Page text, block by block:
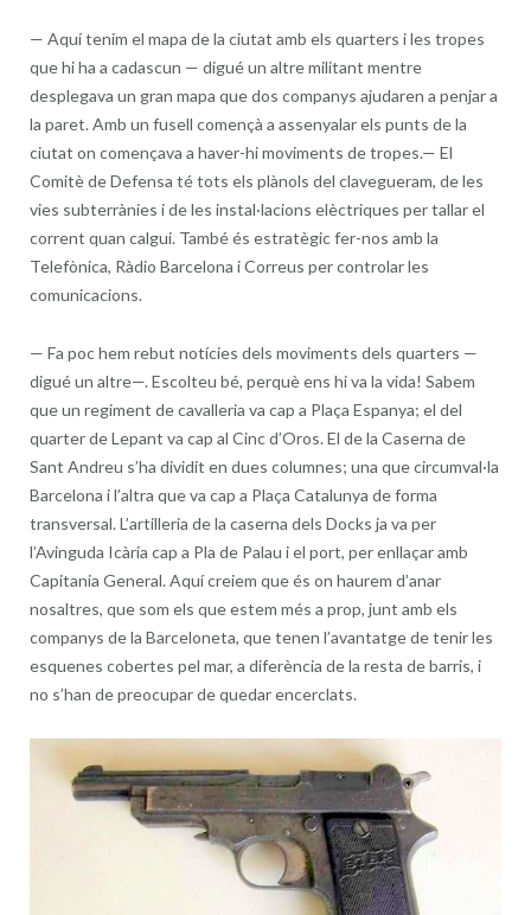
— Aquí tenim el mapa de la ciutat amb els quarters i les tropes
que hi ha a cadascun — digué un altre militant mentre
desplegava un gran mapa que dos companys ajudaren a penjar a
la paret. Amb un fusell començà a assenyalar els punts de la
ciutat on començava a haver-hi moviments de tropes.— El
Comitè de Defensa té tots els plànols del clavegueram, de les
vies subterrànies i de les instal·lacions elèctriques per tallar el
corrent quan calgui. També és estratègic fer-nos amb la
Telefònica, Ràdio Barcelona i Correus per controlar les
comunicacions.
— Fa poc hem rebut notícies dels moviments dels quarters —
digué un altre—. Escolteu bé, perquè ens hi va la vida! Sabem
que un regiment de cavalleria va cap a Plaça Espanya; el del
quarter de Lepant va cap al Cinc d’Oros. El de la Caserna de
Sant Andreu s’ha dividit en dues columnes; una que circumval·la
Barcelona i l’altra que va cap a Plaça Catalunya de forma
transversal. L’artilleria de la caserna dels Docks ja va per
l’Avinguda Icària cap a Pla de Palau i el port, per enllaçar amb
Capitania General. Aquí creiem que és on haurem d’anar
nosaltres, que som els que estem més a prop, junt amb els
companys de la Barceloneta, que tenen l’avantatge de tenir les
esquenes cobertes pel mar, a diferència de la resta de barris, i
no s’han de preocupar de quedar encerclats.